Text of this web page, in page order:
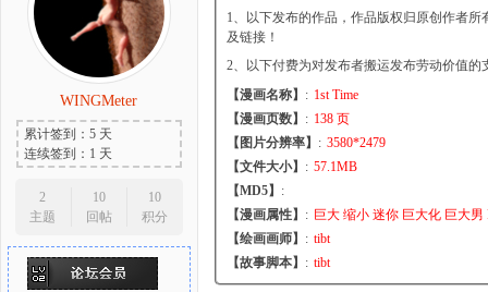
WINGMeter
累计签到：5 天
连续签到：1 天
2
主题
10
回帖
10
积分
1、以下发布的作品，作品版权归原创作者所
及链接！
2、以下付费为对发布者搬运发布劳动价值的
【漫画名称】 : 1st Time
【漫画页数】 : 138 页
【图片分辨率】 : 3580*2479
【文件大小】 : 57.1MB
【MD5】 :
【漫画属性】 : 巨大 缩小 迷你 巨大化 巨大
【绘画画师】 : tibt
【故事脚本】 : tibt